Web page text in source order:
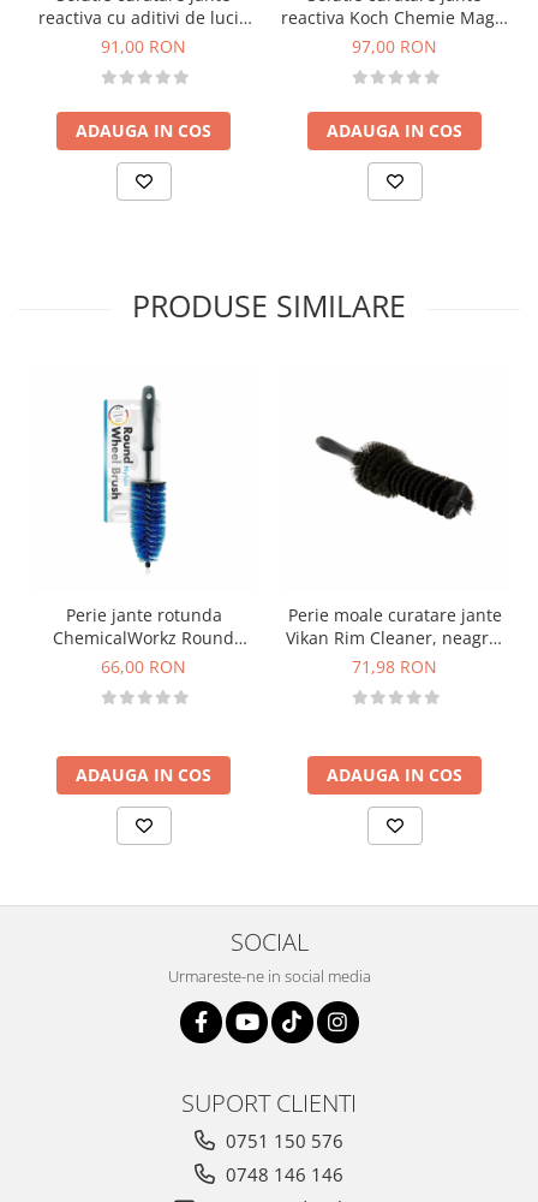
reactiva cu aditivi de luciu
The FINISHER WheelKing,
91,00 RON
ADAUGA IN COS
reactiva Koch Chemie Magic
Wheel Cleaner, Mwc, 500ml
97,00 RON
ADAUGA IN COS
PRODUSE SIMILARE
Perie jante rotunda
ChemicalWorkz Round
Wheel Brush
66,00 RON
ADAUGA IN COS
Perie moale curatare jante
Vikan Rim Cleaner, neagra,
335mm
71,98 RON
ADAUGA IN COS
SOCIAL
Urmareste-ne in social media
SUPORT CLIENTI
0751 150 576
0748 146 146